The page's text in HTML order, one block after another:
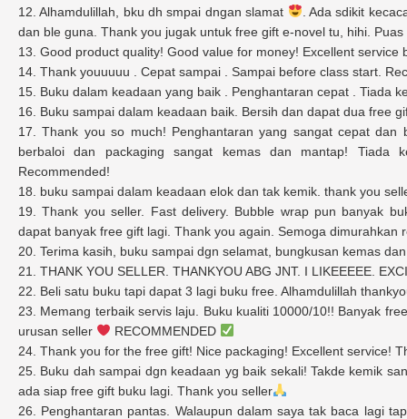
12. Alhamdulillah, bku dh smpai dngan slamat
. Ada sdikit
dan ble guna. Thank you jugak untuk free gift e-novel tu, hihi.
13. Good product quality! Good value for money! Excellent service
14. Thank youuuuu . Cepat sampai . Sampai before class start.
15. Buku dalam keadaan yang baik . Penghantaran cepat . Tiada
16. Buku sampai dalam keadaan baik. Bersih dan dapat dua free
17. Thank you so much! Penghantaran yang sangat cepat
berbaloi dan packaging sangat kemas dan mantap! Tiada
Recommended!
18. buku sampai dalam keadaan elok dan tak kemik. thank you
19. Thank you seller. Fast delivery. Bubble wrap pun banyak
dapat banyak free gift lagi. Thank you again. Semoga dimurahkan
20. Terima kasih, buku sampai dgn selamat, bungkusan kemas
21. THANK YOU SELLER. THANKYOU ABG JNT. I LIKEEEEE.
22. Beli satu buku tapi dapat 3 lagi buku free. Alhamdulillah
23. Memang terbaik servis laju. Buku kualiti 10000/10!! Banyak
urusan seller
RECOMMENDED
24. Thank you for the free gift! Nice packaging! Excellent service!
25. Buku dah sampai dgn keadaan yg baik sekali! Takde kemik
ada siap free gift buku lagi. Thank you seller
26. Penghantaran pantas. Walaupun dalam saya tak baca lagi